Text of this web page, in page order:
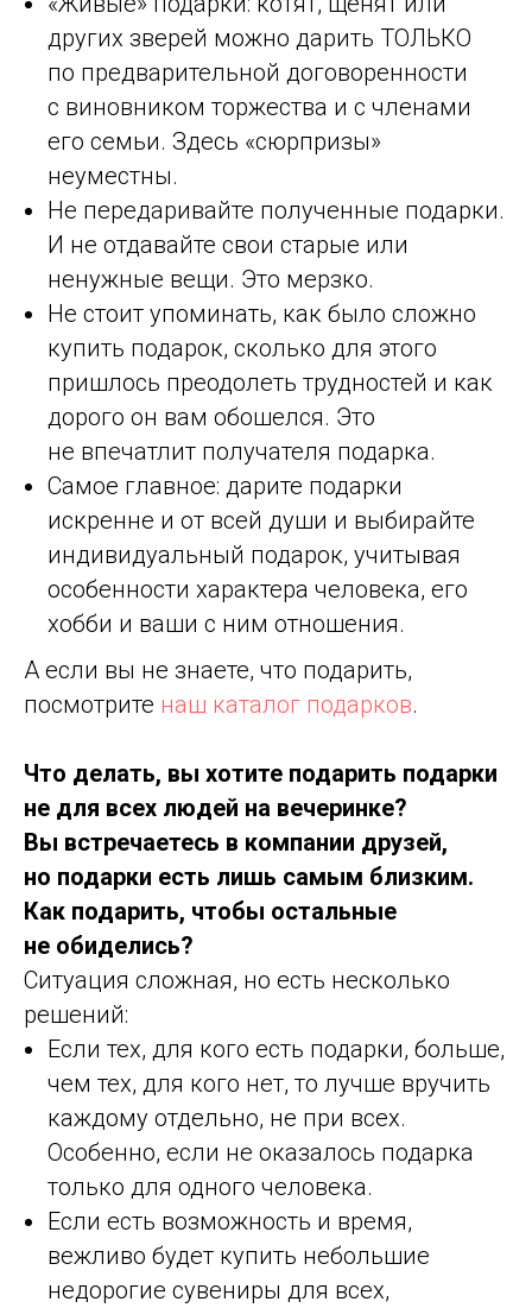
других зверей можно дарить ТОЛЬКО
по предварительной договоренности
с виновником торжества и с членами
его семьи. Здесь «сюрпризы»
неуместны.
Не передаривайте полученные подарки.
И не отдавайте свои старые или
ненужные вещи. Это мерзко.
Не стоит упоминать, как было сложно
купить подарок, сколько для этого
пришлось преодолеть трудностей и как
дорого он вам обошелся. Это
не впечатлит получателя подарка.
Самое главное: дарите подарки
искренне и от всей души и выбирайте
индивидуальный подарок, учитывая
особенности характера человека, его
хобби и ваши с ним отношения.
А если вы не знаете, что подарить,
посмотрите наш каталог подарков.
Что делать, вы хотите подарить подарки
не для всех людей на вечеринке?
Вы встречаетесь в компании друзей,
но подарки есть лишь самым близким.
Как подарить, чтобы остальные
не обиделись?
Ситуация сложная, но есть несколько
решений:
Если тех, для кого есть подарки, больше,
чем тех, для кого нет, то лучше вручить
каждому отдельно, не при всех.
Особенно, если не оказалось подарка
только для одного человека.
Если есть возможность и время,
вежливо будет купить небольшие
недорогие сувениры для всех,